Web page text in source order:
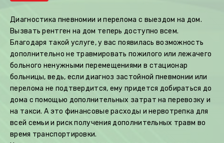
Диагностика пневномии и перелома с выездом на дом.
Вызвать рентген на дом теперь доступно всем.
Благодаря такой услуге, у вас появилась возможность
дополнительно не травмировать пожилого или лежачего
больного ненужными перемещениями в стационар
больницы, ведь, если диагноз застойной пневмонии или
перелома не подтвердится, ему придется добираться до
дома с помощью дополнительных затрат на перевозку и
на такси. А это финансовые расходы и нервотрепка для
всей семьи и риск получения дополнительных травм во
время транспортировки.